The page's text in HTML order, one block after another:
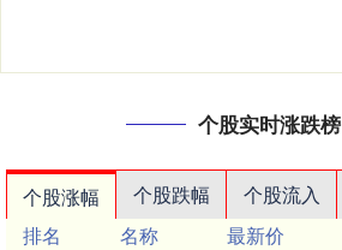
个股实时涨跌榜
个股涨幅 个股跌幅 个股流入
排名
名称 最新价